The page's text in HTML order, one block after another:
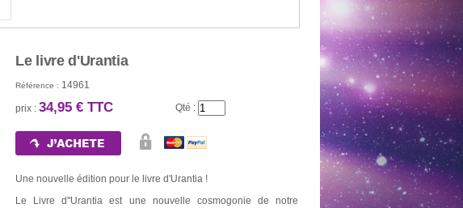
Le livre d'Urantia
Référence : 14961
prix : 34,95 € TTC Qté :
Une nouvelle édition pour le livre d'Urantia !
Le Livre d''Urantia est une nouvelle cosmogonie de notre